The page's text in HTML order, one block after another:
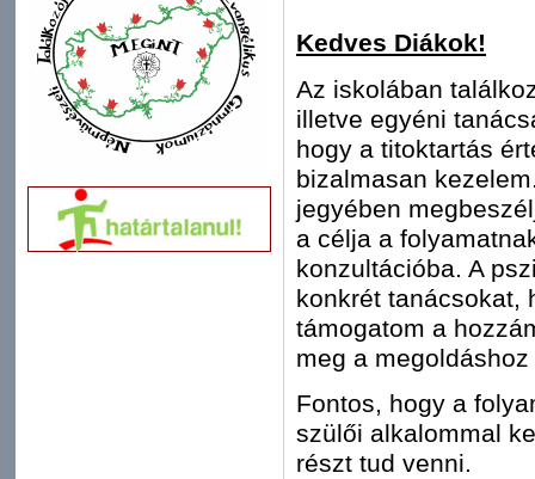
Kedves Diákok!
Az iskolában
illetve egyéni
hogy a titoktartás
bizalmasan
jegyében
a célja a
konzultációba. A
konkrét tanácsokat,
támogatom a
meg a
Fontos, hogy a
szülői alkalommal
részt tud venni.